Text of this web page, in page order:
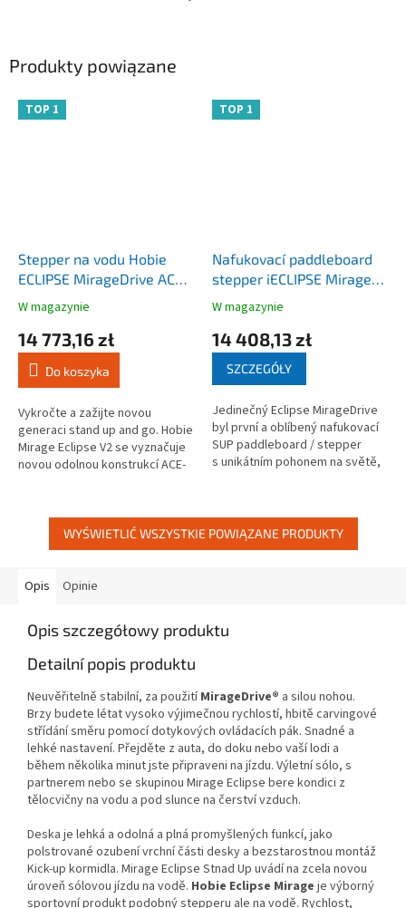
Produkty powiązane
TOP 1
Stepper na vodu Hobie
ECLIPSE MirageDrive ACE-
Średnia
produktu
wynosi
4,3
5
gwiazdek.
W magazynie
14 773,16 zł
Do koszyka
Vykročte a zažijte novou
generaci stand up and go. Hobie
Mirage Eclipse V2 se vyznačuje
novou odolnou konstrukcí ACE-
TOP 1
Nafukovací paddleboard
stepper iECLIPSE Mirage
GT nafukovací
Średnia
produktu
wynosi
5
gwiazdek.
W magazynie
14 408,13 zł
SZCZEGÓŁY
Jedinečný Eclipse MirageDrive
byl první a oblíbený nafukovací
SUP paddleboard / stepper
s unikátním pohonem na světě,
WYŚWIETLIĆ WSZYSTKIE POWIĄZANE PRODUKTY
Opis Opinie
Opis szczegółowy produktu
Detailní popis produktu
Neuvěřitelně stabilní, za použitíMirageDrive® a silou nohou.
Brzy budete létat vysoko výjimečnou rychlostí, hbitě carvingové
střídání směru pomocí dotykových ovládacích pák. Snadné a
lehké nastavení. Přejděte z auta, do doku nebo vaší lodi a
během několika minut jste připraveni na jízdu. Výletní sólo, s
partnerem nebo se skupinou Mirage Eclipse bere kondici z
tělocvičny na vodu a pod slunce na čerství vzduch.
Deska je lehká a odolná a plná promyšlených funkcí, jako
polstrované ozubení vrchní části desky a bezstarostnou montáž
Kick-up kormidla. Mirage Eclipse Stnad Up uvádí na zcela novou
úroveň sólovou jízdu na vodě. Hobie Eclipse Mirage je výborný
sportovní produkt podobný stepperu ale na vodě. Rychlost,